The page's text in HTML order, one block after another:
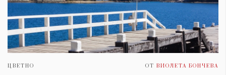
ЦВЕТНО ОТ ВИОЛЕТА БОНЧЕВА